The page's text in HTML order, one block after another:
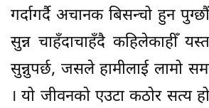
गर्दागर्दै अचानक बिसन्चो हुन
सुन्न चाहँदाचाहँदै कहिलेकाहीँ
सुन्नुपर्छ, जसले हामीलाई लामो
। यो जीवनको एउटा कठोर सत्य